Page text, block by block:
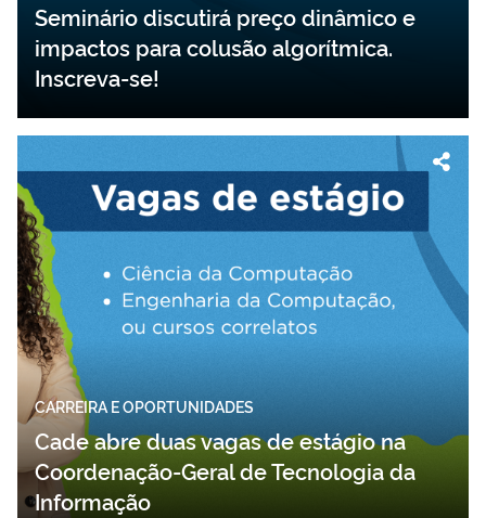
Seminário discutirá preço dinâmico e
impactos para colusão algorítmica.
Inscreva-se!
CARREIRA E OPORTUNIDADES
Cade abre duas vagas de estágio na
Coordenação-Geral de Tecnologia da
Informação